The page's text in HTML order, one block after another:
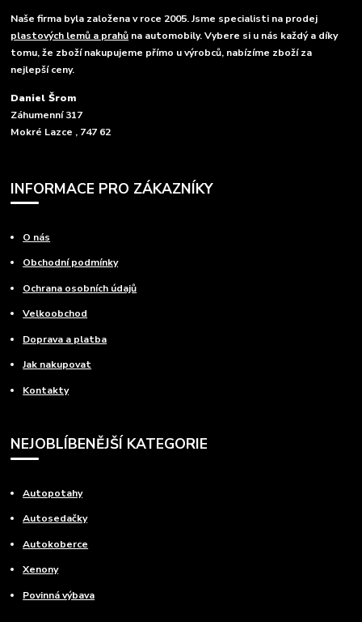
Naše firma byla založena v roce 2005. Jsme specialisti na prodej
plastových lemů a prahů na automobily. Vybere si u nás každý a díky
tomu, že zboží nakupujeme přímo u výrobců, nabízíme zboží za
nejlepší ceny.
Daniel Šrom
Záhumenní 317
Mokré Lazce , 747 62
INFORMACE PRO ZÁKAZNÍKY
O nás
Obchodní podmínky
Ochrana osobních údajů
Velkoobchod
Doprava a platba
Jak nakupovat
Kontakty
NEJOBLÍBENĚJŠÍ KATEGORIE
Autopotahy
Autosedačky
Autokoberce
Xenony
Povinná výbava